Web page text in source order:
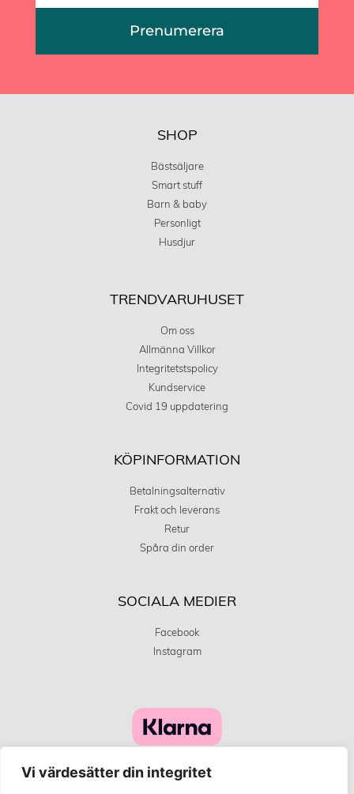
Vi värdesätter din integritet
Prenumerera
SHOP
Bästsäljare
Smart stuff
Barn & baby
Personligt
Husdjur
TRENDVARUHUSET
Om oss
Allmänna Villkor
Integritetstspolicy
Kundservice
Covid 19 uppdatering
KÖPINFORMATION
Betalningsalternativ
Frakt och leverans
Retur
Spåra din order
SOCIALA MEDIER
Facebook
Instagram